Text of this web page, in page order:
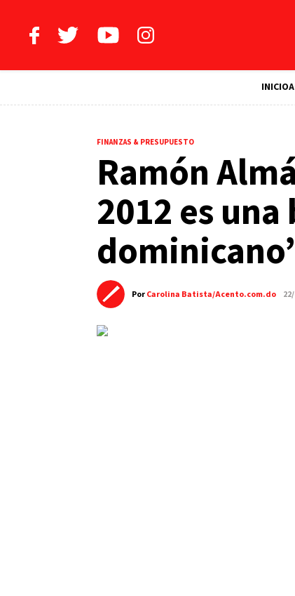
INICIO
FINANZAS & PRESUPUESTO
Ramón
2012 es
PorCarolina Batista/Acento.com.do